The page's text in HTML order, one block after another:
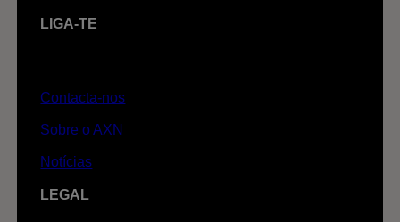
LIGA-TE
Contacta-nos
Sobre o AXN
Notícias
LEGAL